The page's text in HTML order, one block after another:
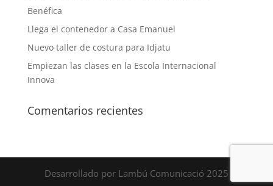
Benéfica
Llega el contenedor a Casa Emanuel
Nuevo taller de costura para Idjatu
Empiezan las clases en la Escola Internacional
Innova
Comentarios recientes
Desarrollado por Lambú Comunicació 2025